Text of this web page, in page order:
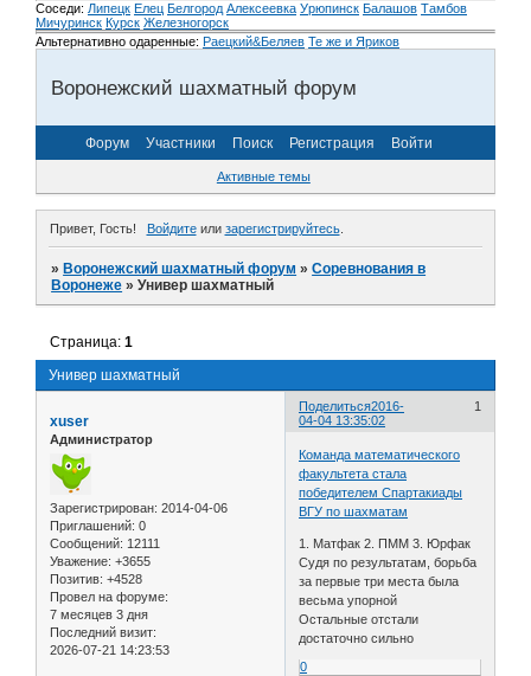
Соседи: Липецк Елец Белгород Алексеевка Урюпинск Балашов Тамбов
Мичуринск Курск Железногорск
Альтернативно одаренные: Раецкий&Беляев Те же и Яриков
Воронежский шахматный форум
Форум Участники Поиск Регистрация Войти
Активные темы
Привет, Гость! Войдитеили зарегистрируйтесь.
»Воронежский шахматный форум »Соревнования в
Воронеже »Универ шахматный
Универ шахматный
Страница:1
Поделиться 1
2016-
04-04 13:35:02
xuser
Администратор
Зарегистрирован: 2014-04-06
Приглашений: 0
Сообщений: 12111
Уважение: +3655
Позитив: +4528
Провел на форуме:
7 месяцев 3 дня
Последний визит:
2026-07-21 14:23:53
Команда математического
факультета стала
победителем Спартакиады
ВГУ по шахматам
1. Матфак 2. ПММ 3. Юрфак
Судя по результатам, борьба
за первые три места была
весьма упорной
Остальные отстали
достаточно сильно
0